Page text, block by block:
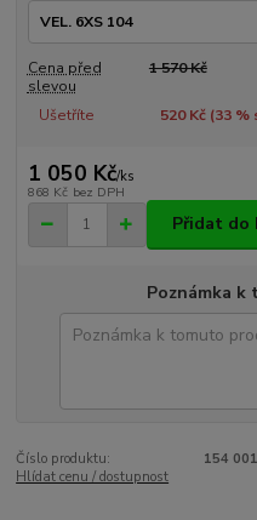
Cena před
slevou
1 570 Kč
Ušetříte 520 Kč (33%
1 050 Kč/ks
868 Kč bez DPH
Přidat do
Poznámka
Číslo produktu:
154
Hlídat cenu / dostupnost